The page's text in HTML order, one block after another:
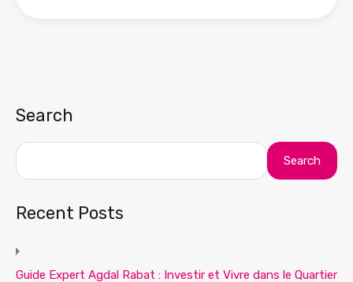
Search
Search
Recent Posts
Guide Expert Agdal Rabat : Investir et Vivre dans le Quartier